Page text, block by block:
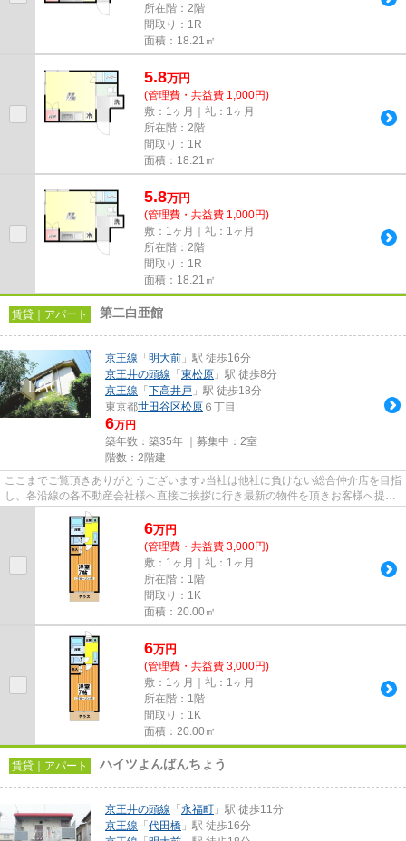
所在階：2階
間取り：1R
面積：18.21㎡
5.8万円
(管理費・共益費 1,000円)
敷：1ヶ月｜礼：1ヶ月
所在階：2階
間取り：1R
面積：18.21㎡
5.8万円
(管理費・共益費 1,000円)
敷：1ヶ月｜礼：1ヶ月
所在階：2階
間取り：1R
面積：18.21㎡
賃貸｜アパート 第二白亜館
京王線 「 明大前 」駅 徒歩16分
京王井の頭線 「 東松原 」駅 徒歩8分
京王線 「 下高井戸 」駅 徒歩18分
東京都世田谷区松原 ６丁目
6万円
築年数：築35年 ｜募集中： 2室
階数：2階建
ここまでご覧頂きありがとうございます♪当社は他社に負けない総合仲介店を目指
し、各沿線の各不動産会社様へ直接ご挨拶に行き最新の物件を頂きお客様へ提供
しております！最新の情報は...
6万円
(管理費・共益費 3,000円)
敷：1ヶ月｜礼：1ヶ月
所在階：1階
間取り：1K
面積：20.00㎡
6万円
(管理費・共益費 3,000円)
敷：1ヶ月｜礼：1ヶ月
所在階：1階
間取り：1K
面積：20.00㎡
賃貸｜アパート ハイツよんばんちょう
京王井の頭線 「 永福町 」駅 徒歩11分
京王線 「 代田橋 」駅 徒歩16分